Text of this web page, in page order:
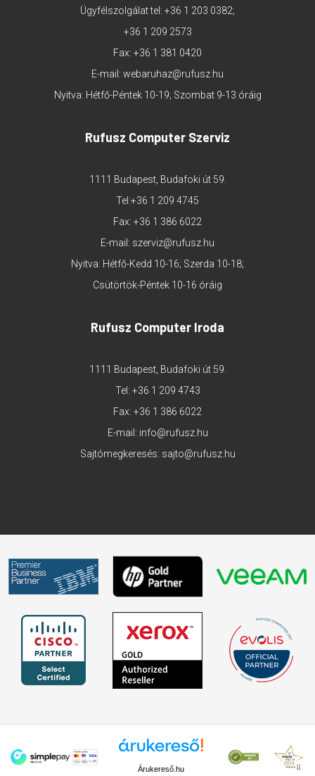
Ügyfélszolgálat tel: +36 1 203 0382;
+36 1 209 2573
Fax: +36 1 381 0420
E-mail: webaruhaz@rufusz.hu
Nyitva: Hétfő-Péntek 10-19; Szombat 9-13 óráig
Rufusz Computer Szerviz
1111 Budapest, Budafoki út 59.
Tel:+36 1 209 4745
Fax: +36 1 386 6022
E-mail: szerviz@rufusz.hu
Nyitva: Hétfő-Kedd 10-16; Szerda 10-18;
Csütörtök-Péntek 10-16 óráig
Rufusz Computer Iroda
1111 Budapest, Budafoki út 59.
Tel: +36 1 209 4743
Fax: +36 1 386 6022
E-mail: info@rufusz.hu
Sajtómegkeresés: sajto@rufusz.hu
Árukereső.hu